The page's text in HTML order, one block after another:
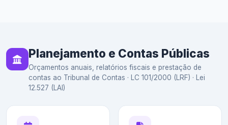
Planejamento e Contas Públicas
Orçamentos anuais, relatórios fiscais e prestação de
contas ao Tribunal de Contas · LC 101/2000 (LRF) · Lei
12.527 (LAI)